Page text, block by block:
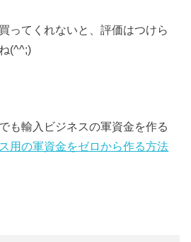
ってくれないと、評価はつけら
(^^;)
も輸入ビジネスの軍資金を作る
用の軍資金をゼロから作る方法